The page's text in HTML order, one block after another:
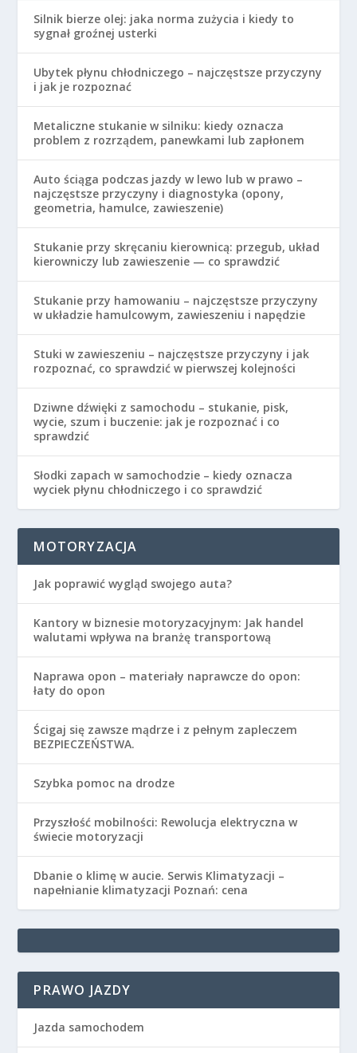
Silnik bierze olej: jaka norma zużycia i kiedy to
sygnał groźnej usterki
Ubytek płynu chłodniczego – najczęstsze przyczyny
i jak je rozpoznać
Metaliczne stukanie w silniku: kiedy oznacza
problem z rozrządem, panewkami lub zapłonem
Auto ściąga podczas jazdy w lewo lub w prawo –
najczęstsze przyczyny i diagnostyka (opony,
geometria, hamulce, zawieszenie)
Stukanie przy skręcaniu kierownicą: przegub, układ
kierowniczy lub zawieszenie — co sprawdzić
Stukanie przy hamowaniu – najczęstsze przyczyny
w układzie hamulcowym, zawieszeniu i napędzie
Stuki w zawieszeniu – najczęstsze przyczyny i jak
rozpoznać, co sprawdzić w pierwszej kolejności
Dziwne dźwięki z samochodu – stukanie, pisk,
wycie, szum i buczenie: jak je rozpoznać i co
sprawdzić
Słodki zapach w samochodzie – kiedy oznacza
wyciek płynu chłodniczego i co sprawdzić
MOTORYZACJA
Jak poprawić wygląd swojego auta?
Kantory w biznesie motoryzacyjnym: Jak handel
walutami wpływa na branżę transportową
Naprawa opon – materiały naprawcze do opon:
łaty do opon
Ścigaj się zawsze mądrze i z pełnym zapleczem
BEZPIECZEŃSTWA.
Szybka pomoc na drodze
Przyszłość mobilności: Rewolucja elektryczna w
świecie motoryzacji
Dbanie o klimę w aucie. Serwis Klimatyzacji –
napełnianie klimatyzacji Poznań: cena
PRAWO JAZDY
Jazda samochodem